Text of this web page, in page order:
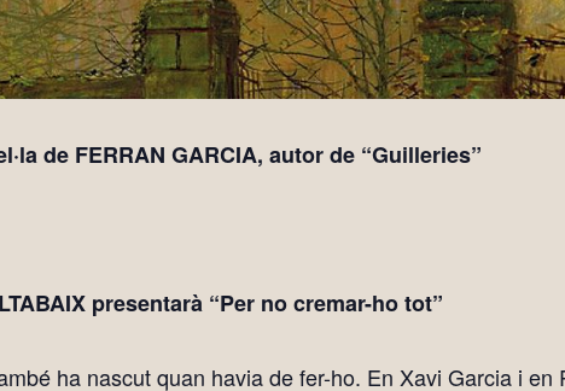
de FERRAN GARCIA, autor de “Guilleries”
presentarà “Per no cremar-ho tot”
ha nascut quan havia de fer-ho. En Xavi Garcia i